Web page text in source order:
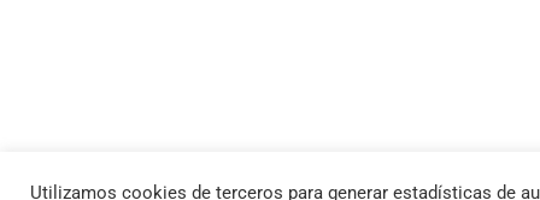
Utilizamos cookies de terceros para generar estadísticas de